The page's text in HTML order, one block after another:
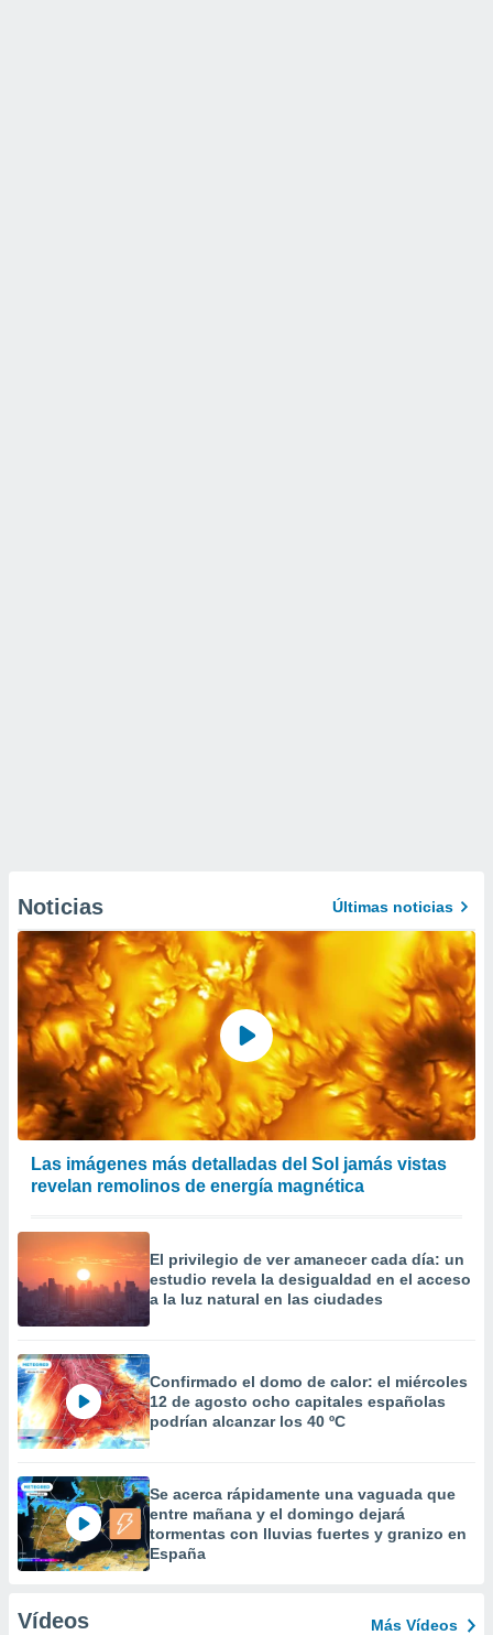
Noticias Últimas noticias
Las imágenes más detalladas del Sol jamás vistas
revelan remolinos de energía magnética
El privilegio de ver amanecer cada día: un
estudio revela la desigualdad en el acceso
a la luz natural en las ciudades
Confirmado el domo de calor: el miércoles
12 de agosto ocho capitales españolas
podrían alcanzar los 40 ºC
Se acerca rápidamente una vaguada que
entre mañana y el domingo dejará
tormentas con lluvias fuertes y granizo en
España
Vídeos Más Vídeos